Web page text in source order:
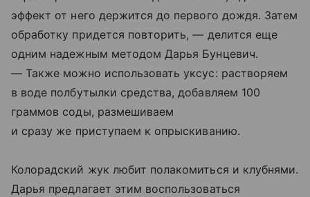
эффект от него держится до первого дождя. Затем
обработку придется повторить, — делится еще
одним надежным методом Дарья Бунцевич.
— Также можно использовать уксус: растворяем
в воде полбутылки средства, добавляем 100
граммов соды, размешиваем
и сразу же приступаем к опрыскиванию.
Колорадский жук любит полакомиться и клубнями.
Дарья предлагает этим воспользоваться